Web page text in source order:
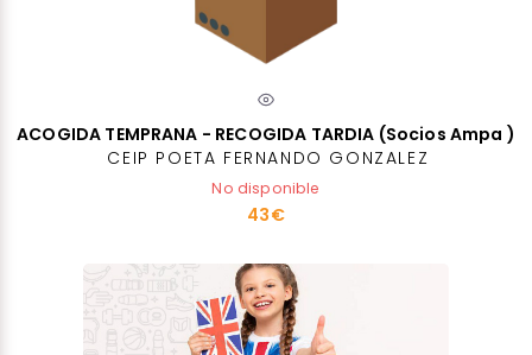
ACOGIDA TEMPRANA - RECOGIDA TARDIA (Socios Ampa )
CEIP POETA FERNANDO GONZALEZ
No disponible
43€